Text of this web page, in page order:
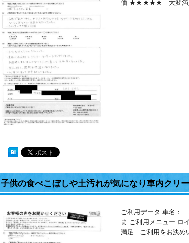
価 ★★★★★ 大変満
子供の食べこぼしや土汚れが気になり車内クリ
ご利用データ 車名：
ま ご利用メニュー
満足 ご利用をお決め